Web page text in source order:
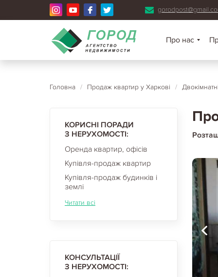
Про нас
Головна / Продаж квартир у Харкові /
КОРИСНІ ПОРАДИ
З НЕРУХОМОСТІ:
Оренда квартир, офісів
Купівля-продаж квартир
Купівля-продаж будинків і
землі
Читати всі
КОНСУЛЬТАЦІЇ
З НЕРУХОМОСТІ: